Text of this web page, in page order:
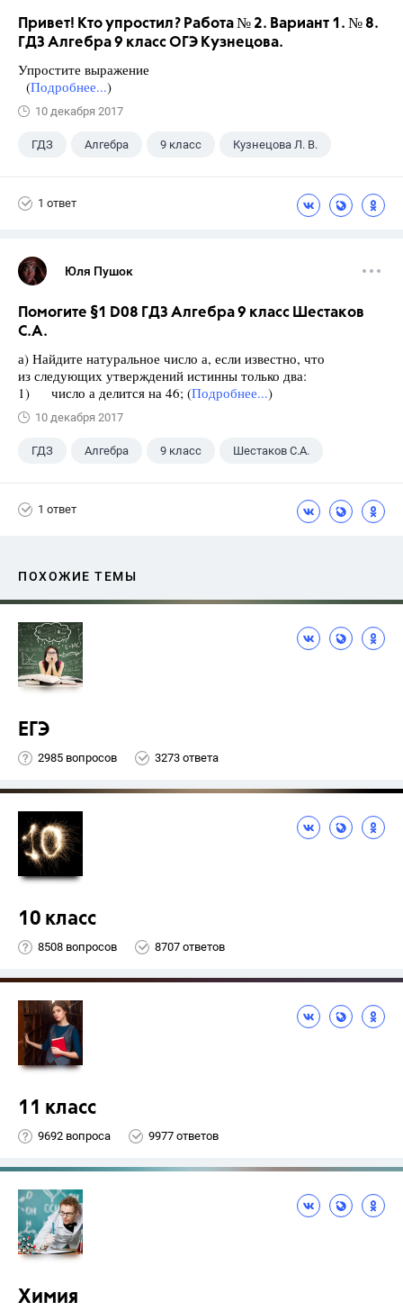
Привет! Кто упростил? Работа № 2. Вариант 1. № 8.
ГДЗ Алгебра 9 класс ОГЭ Кузнецова.
Упростите выражение
(Подробнее...)
10 декабря 2017
ГДЗ Алгебра 9 класс Кузнецова Л. В.
1 ответ
Юля Пушок
Помогите §1 D08 ГДЗ Алгебра 9 класс Шестаков
С.А.
а) Найдите натуральное число а, если известно, что
из следующих утверждений истинны только два:
1) число а делится на 46; (Подробнее...)
10 декабря 2017
ГДЗ Алгебра 9 класс Шестаков С.А.
1 ответ
ПОХОЖИЕ ТЕМЫ
ЕГЭ
2985 вопросов 3273 ответа
10 класс
8508 вопросов 8707 ответов
11 класс
9692 вопроса 9977 ответов
Химия